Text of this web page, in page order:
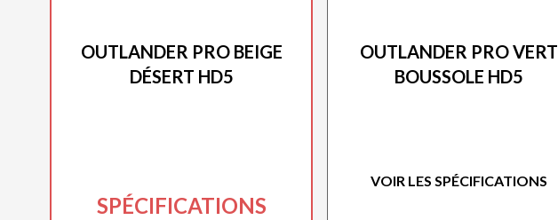
OUTLANDER PRO BEIGE
DÉSERT HD5
SPÉCIFICATIONS
OUTLANDER PRO VERT
BOUSSOLE HD5
VOIR LES SPÉCIFICATIONS